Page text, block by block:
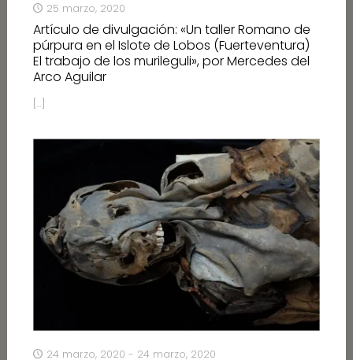
25 marzo, 2020
Artículo de divulgación: «Un taller Romano de
púrpura en el Islote de Lobos (Fuerteventura)
El trabajo de los murileguli», por Mercedes del
Arco Aguilar
[…]
24 marzo, 2020 - 24 marzo, 2020